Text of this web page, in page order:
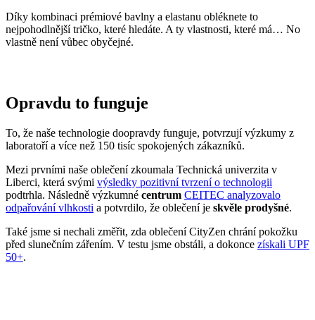
Díky kombinaci prémiové bavlny a elastanu obléknete to
nejpohodlnější tričko, které hledáte. A ty vlastnosti, které má… No
vlastně není vůbec obyčejné.
Opravdu to funguje
To, že naše technologie doopravdy funguje, potvrzují výzkumy z
laboratoří a více než 150 tisíc spokojených zákazníků.
Mezi prvními naše oblečení zkoumala Technická univerzita v
Liberci, která svými výsledky pozitivní tvrzení o technologii
podtrhla. Následně výzkumné centrum CEITEC analyzovalo
odpařování vlhkosti a potvrdilo, že oblečení je skvěle prodyšné.
Také jsme si nechali změřit, zda oblečení CityZen chrání pokožku
před slunečním zářením. V testu jsme obstáli, a dokonce získali UPF
50+.